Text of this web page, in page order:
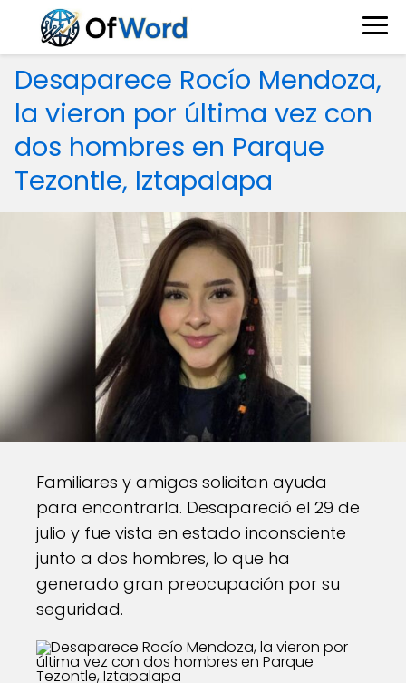
Desaparece Rocío Mendoza,
la vieron por última vez con
dos hombres en Parque
Tezontle, Iztapalapa
Familiares y amigos solicitan ayuda
para encontrarla. Desapareció el 29 de
julio y fue vista en estado inconsciente
junto a dos hombres, lo que ha
generado gran preocupación por su
seguridad.